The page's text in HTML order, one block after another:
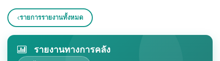
รายการรายงานทั้งหมด
รายงานทางการคลัง